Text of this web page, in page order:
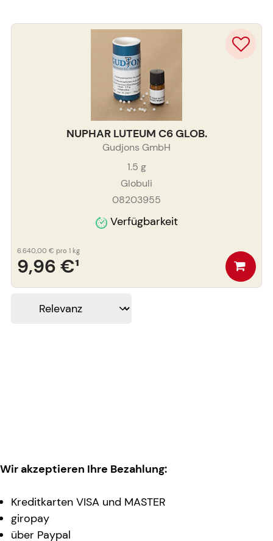
NUPHAR LUTEUM C6 GLOB.
Gudjons GmbH
1.5 g
Globuli
08203955
Verfügbarkeit
9,96 €¹
6.640,00 € pro 1 kg
Wir akzeptieren Ihre Bezahlung:
Kreditkarten VISA und MASTER
giropay
über Paypal